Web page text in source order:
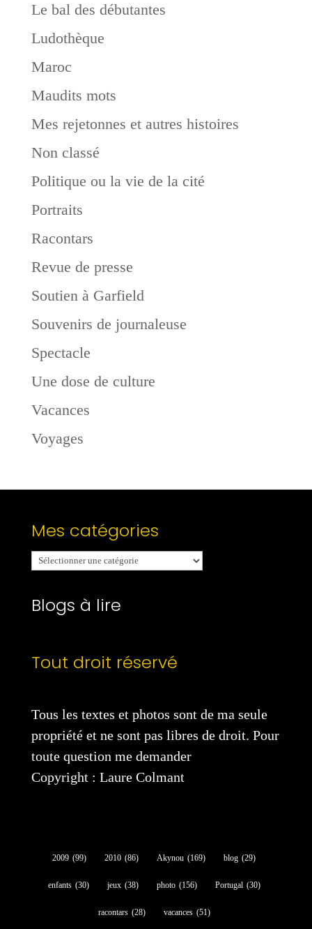
Le bal des débutantes
Ludothèque
Maroc
Maudits mots
Mes rejetonnes et autres histoires
Non classé
Politique ou la vie de la cité
Portraits
Racontars
Revue de presse
Soutien à Garfield
Souvenirs de journaleuse
Spectacle
Une dose de culture
Vacances
Voyages
Mes catégories
Mes
catégories
Blogs à lire
Tout droit réservé
Tous les textes et photos sont de ma seule
propriété et ne sont pas libres de droit. Pour
toute question me demander
Copyright : Laure Colmant
2009 (99) 2010 (86) Akynou (169) blog (29)
enfants (30) jeux (38) photo (156) Portugal (30)
racontars (28) vacances (51)